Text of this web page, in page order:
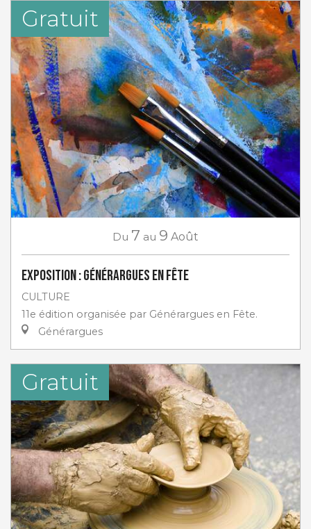
Gratuit
Du 7 au 9 Août
Exposition : Générargues en Fête
CULTURE
11e édition organisée par Générargues en Fête.
Générargues
Gratuit